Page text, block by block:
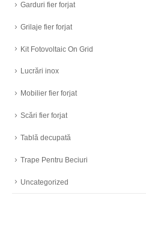
Garduri fier forjat
Grilaje fier forjat
Kit Fotovoltaic On Grid
Lucrări inox
Mobilier fier forjat
Scări fier forjat
Tablă decupată
Trape Pentru Beciuri
Uncategorized